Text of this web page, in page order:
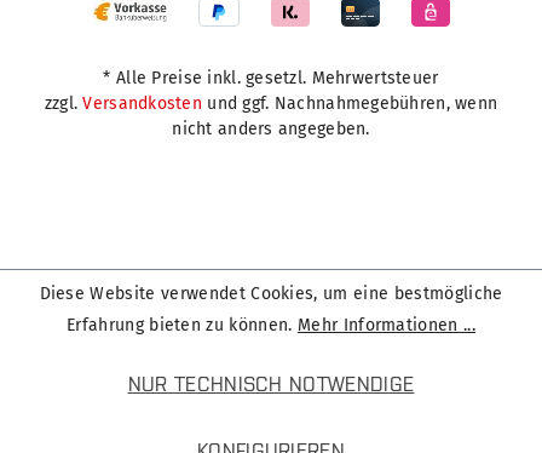
* Alle Preise inkl. gesetzl. Mehrwertsteuer
zzgl.Versandkosten und ggf. Nachnahmegebühren, wenn
nicht anders angegeben.
Diese Website verwendet Cookies, um eine bestmögliche
Erfahrung bieten zu können. Mehr Informationen ...
NUR TECHNISCH NOTWENDIGE